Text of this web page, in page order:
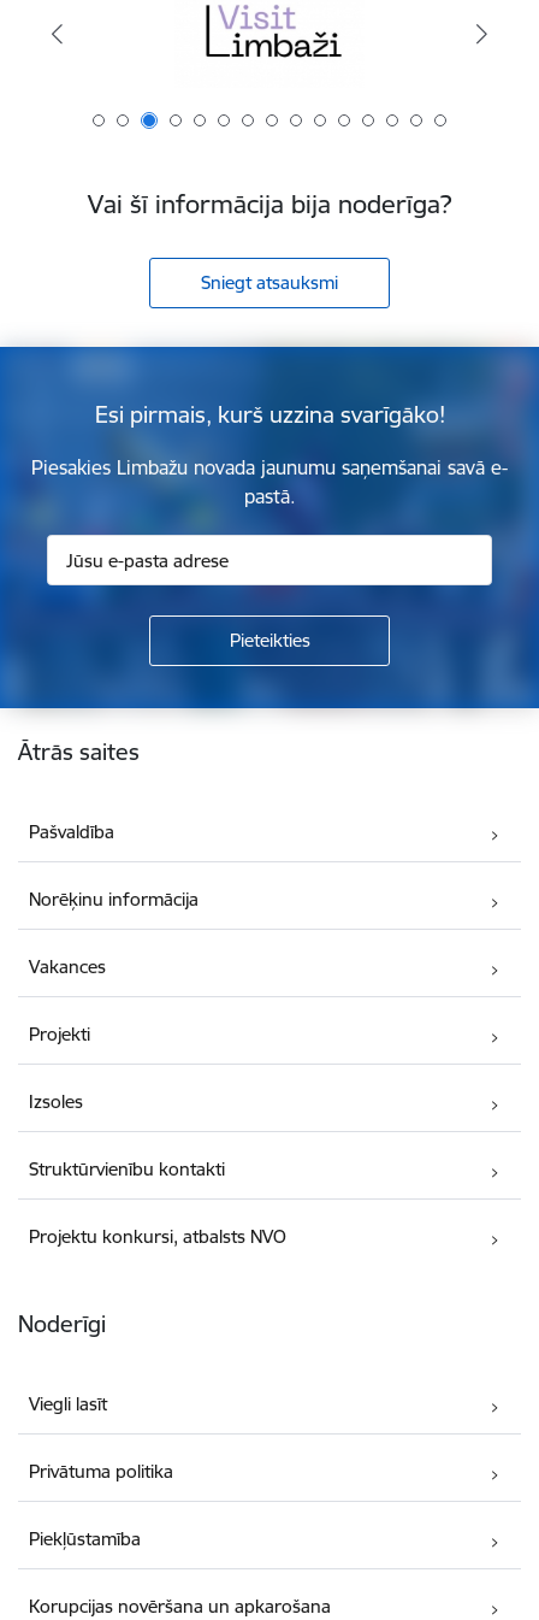
Vai šī informācija bija noderīga?
Sniegt atsauksmi
Esi pirmais, kurš uzzina svarīgāko!
Piesakies Limbažu novada jaunumu saņemšanai savā e-
pastā.
Kājene
Ātrās saites
Pašvaldība
Norēķinu informācija
Vakances
Projekti
Izsoles
Struktūrvienību kontakti
Projektu konkursi, atbalsts NVO
Noderīgi
Viegli lasīt
Privātuma politika
Piekļūstamība
Korupcijas novēršana un apkarošana